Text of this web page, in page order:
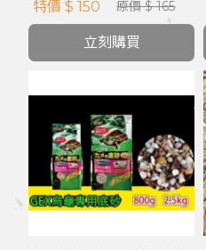
原價 $ 165
特價 $ 150
立刻購買